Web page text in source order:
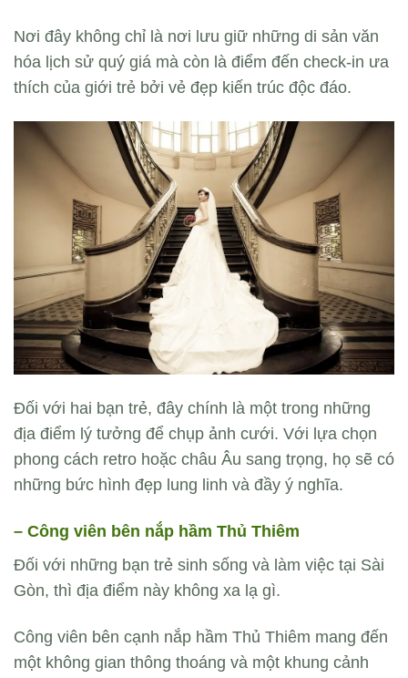
Nơi đây không chỉ là nơi lưu giữ những di sản văn
hóa lịch sử quý giá mà còn là điểm đến check-in ưa
thích của giới trẻ bởi vẻ đẹp kiến trúc độc đáo.
Đối với hai bạn trẻ, đây chính là một trong những
địa điểm lý tưởng để chụp ảnh cưới. Với lựa chọn
phong cách retro hoặc châu Âu sang trọng, họ sẽ có
những bức hình đẹp lung linh và đầy ý nghĩa.
– Công viên bên nắp hầm Thủ Thiêm
Đối với những bạn trẻ sinh sống và làm việc tại Sài
Gòn, thì địa điểm này không xa lạ gì.
Công viên bên cạnh nắp hầm Thủ Thiêm mang đến
một không gian thông thoáng và một khung cảnh